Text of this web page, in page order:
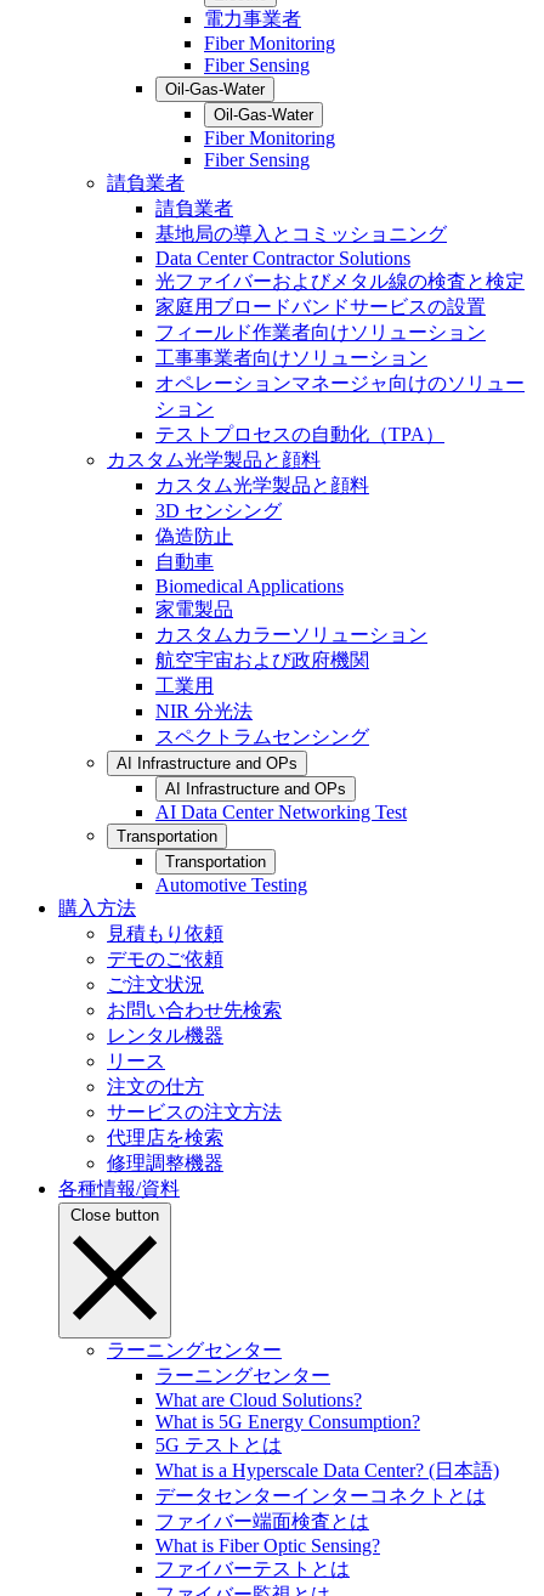
電力事業者
Fiber Monitoring
Fiber Sensing
Oil-Gas-Water
Oil-Gas-Water
Fiber Monitoring
Fiber Sensing
請負業者
請負業者
基地局の導入とコミッショニング
Data Center Contractor Solutions
光ファイバーおよびメタル線の検査と検定
家庭用ブロードバンドサービスの設置
フィールド作業者向けソリューション
工事事業者向けソリューション
オペレーションマネージャ向けのソリュー
ション
テストプロセスの自動化（TPA）
カスタム光学製品と顔料
カスタム光学製品と顔料
3D センシング
偽造防止
自動車
Biomedical Applications
家電製品
カスタムカラーソリューション
航空宇宙および政府機関
工業用
NIR 分光法
スペクトラムセンシング
AI Infrastructure and OPs
AI Infrastructure and OPs
AI Data Center Networking Test
Transportation
Transportation
Automotive Testing
購入方法
見積もり依頼
デモのご依頼
ご注文状況
お問い合わせ先検索
レンタル機器
リース
注文の仕方
サービスの注文方法
代理店を検索
修理調整機器
各種情報/資料
Close button
ラーニングセンター
ラーニングセンター
What are Cloud Solutions?
What is 5G Energy Consumption?
5G テストとは
What is a Hyperscale Data Center? (日本語)
データセンターインターコネクトとは
ファイバー端面検査とは
What is Fiber Optic Sensing?
ファイバーテストとは